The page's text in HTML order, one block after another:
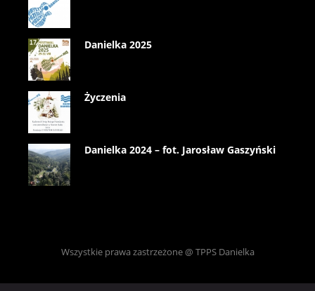
Danielka 2025
Życzenia
Danielka 2024 – fot. Jarosław Gaszyński
Wszystkie prawa zastrzeżone @ TPPS Danielka